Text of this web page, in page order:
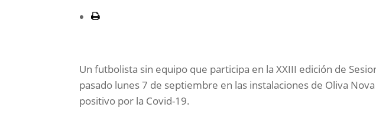
Un futbolista sin equipo que participa en la XXIII edición de
pasado lunes 7 de septiembre en las instalaciones de Oliva
positivo por la Covid-19.